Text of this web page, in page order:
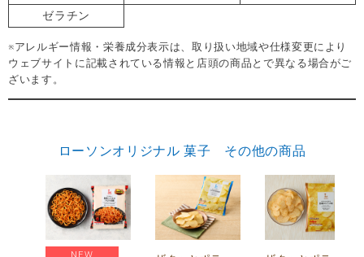
ゼラチン
※アレルギー情報・栄養成分表示は、取り扱い地域や仕様変更により
ウェブサイトに記載されている情報と店頭の商品とで異なる場合がご
ざいます。
ローソンオリジナル 菓子 その他の商品
NEW